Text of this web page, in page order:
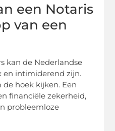
een Notaris
van een
kan de Nederlandse
en intimiderend zijn.
hoek kijken. Een
financiële zekerheid,
probleemloze